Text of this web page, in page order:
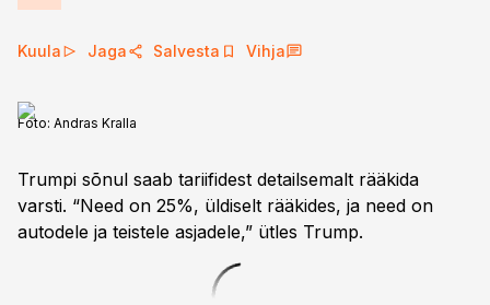
Kuula Jaga Salvesta Vihja
Foto: Andras Kralla
Trumpi sõnul saab tariifidest detailsemalt rääkida
varsti. “Need on 25%, üldiselt rääkides, ja need on
autodele ja teistele asjadele,” ütles Trump.